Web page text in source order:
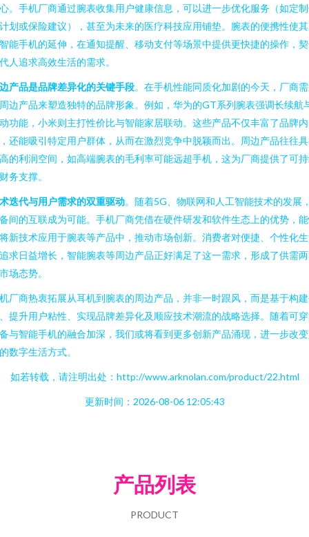
。手机厂商通过腕表收集用户健康信息，可以进一步优化服务（如定
划或保险建议），甚至为未来的医疗科技应用铺垫。腕表的便携性使
能手机的延伸，在通知提醒、移动支付等场景中提供更快捷的操作，
人追求高效生活的需求。
产品是品牌差异化的关键手段。在手机性能同质化加剧的今天，厂商
边产品来塑造独特的品牌形象。例如，华为的GT系列腕表强调长续航
功能，小米则主打性价比与智能家居联动。这些产品不仅丰富了品牌内
还能吸引特定用户群体，从而在激烈竞争中脱颖而出。周边产品往往
的利润空间，如高端腕表的毛利率可能远超手机，这为厂商提供了可
务支撑。
迭代与用户需求的双重驱动。随着5G、物联网和人工智能技术的发展
间的互联成为可能。手机厂商凭借在硬件研发和软件生态上的优势，
新技术应用于腕表等产品中，推动市场创新。消费者对便捷、个性化
求日益增长，智能腕表等周边产品正好满足了这一需求，形成了供需
场态势。
厂商热衷拓展从耳机到腕表的周边产品，并非一时跟风，而是基于构
提升用户粘性、实现品牌差异化及顺应技术潮流的战略选择。随着可
与智能手机的融合加深，我们或将看到更多创新产品涌现，进一步改
数字生活方式。
如若转载，请注明出处：http://www.arknolan.com/product/22.html
更新时间：2026-08-06 12:05:43
产品列表
PRODUCT